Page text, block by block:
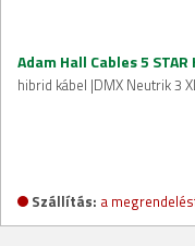
Adam Hall Cables 5 STAR
hibrid kábel |DMX Neutrik 3
Szállítás: a